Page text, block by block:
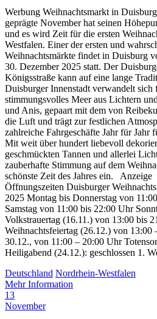
Werbung Weihnachtsmarkt in
geprägte November hat seinen
und es wird Zeit für die ersten
Westfalen. Einer der ersten und
Weihnachtsmärkte findet in Duisburg
30. Dezember 2025 statt. Der
Königsstraße kann auf eine lange
Duisburger Innenstadt verwandelt sich
stimmungsvolles Meer aus Lichtern
und Anis, gepaart mit dem von
die Luft und trägt zur festlichen
zahlreiche Fahrgeschäfte Jahr für Jahr
Mit weit über hundert liebevoll
geschmückten Tannen und allerlei
zauberhafte Stimmung auf dem
schönste Zeit des Jahres ein.
Öffnungszeiten Duisburger
2025 Montag bis Donnerstag von
Samstag von 11:00 bis 22:00 Uhr
Volkstrauertag (16.11.) von 13:00 bis
Weihnachtsfeiertag (26.12.) von 13:00
30.12., von 11:00 – 20:00 Uhr
Heiligabend (24.12.): geschlossen 1.
Deutschland Nordrhein-Westfalen
Mehr Information
13
November